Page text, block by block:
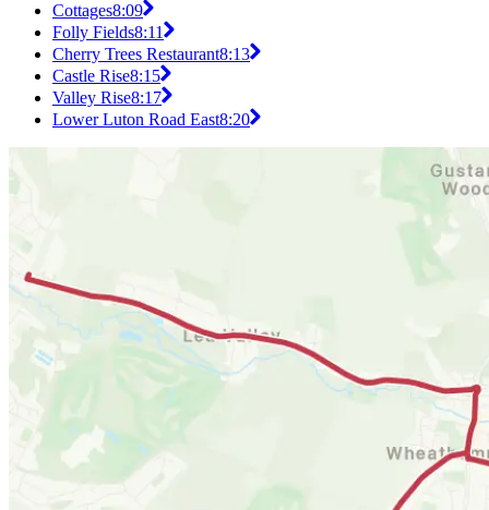
Cottages8:09
Folly Fields8:11
Cherry Trees Restaurant8:13
Castle Rise8:15
Valley Rise8:17
Lower Luton Road East8:20